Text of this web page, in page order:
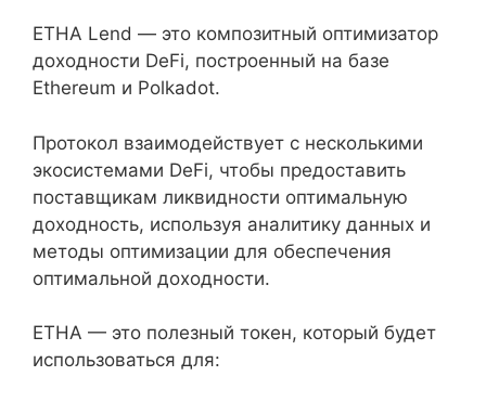
ETHA Lend — это композитный оптимизатор
доходности DeFi, построенный на базе
Ethereum и Polkadot.
Протокол взаимодействует с несколькими
экосистемами DeFi, чтобы предоставить
поставщикам ликвидности оптимальную
доходность, используя аналитику данных и
методы оптимизации для обеспечения
оптимальной доходности.
ETHA — это полезный токен, который будет
использоваться для: